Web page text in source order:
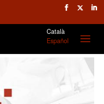
Català
Español